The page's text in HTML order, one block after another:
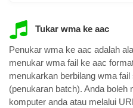
Tukar wma ke aac
Penukar wma ke aac adalah
menukar wma fail ke aac
menukarkan berbilang wma
(penukaran batch). Anda boleh
komputer anda atau melalui